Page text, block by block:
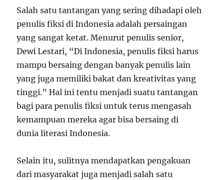
Salah satu tantangan yang sering dihadapi oleh
penulis fiksi di Indonesia adalah persaingan
yang sangat ketat. Menurut penulis senior,
Dewi Lestari, “Di Indonesia, penulis fiksi harus
mampu bersaing dengan banyak penulis lain
yang juga memiliki bakat dan kreativitas yang
tinggi.” Hal ini tentu menjadi suatu tantangan
bagi para penulis fiksi untuk terus mengasah
kemampuan mereka agar bisa bersaing di
dunia literasi Indonesia.
Selain itu, sulitnya mendapatkan pengakuan
dari masyarakat juga menjadi salah satu